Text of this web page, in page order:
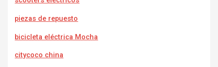
piezas de repuesto
bicicleta eléctrica Mocha
citycoco china